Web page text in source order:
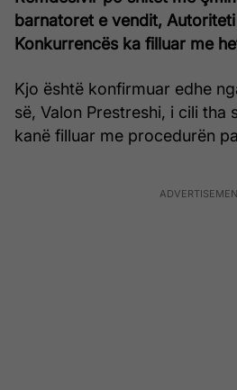
barnatoret e vendit,
Konkurrencës ka filluar me
Kjo është konfirmuar edhe
së, Valon Prestreshi, i cili tha
kanë filluar me procedurën